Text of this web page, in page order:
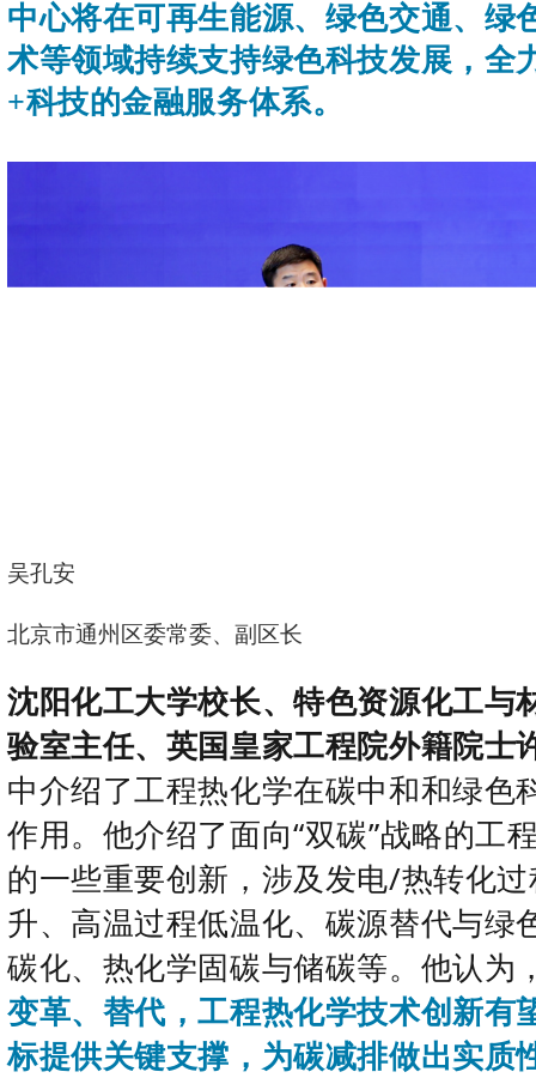
中心将在可再生能源、绿色交通、绿
术等领域持续支持绿色科技发展，全
+科技的金融服务体系。
吴孔安
北京市通州区委常委、副区长
沈阳化工大学校长、特色资源化工与
验室主任、英国皇家工程院外籍院士
中介绍了工程热化学在碳中和和绿色
作用。他介绍了面向“双碳”战略的工
的一些重要创新，涉及发电/热转化
升、高温过程低温化、碳源替代与绿
碳化、热化学固碳与储碳等。他认为
变革、替代，工程热化学技术创新有
标提供关键支撑，为碳减排做出实质